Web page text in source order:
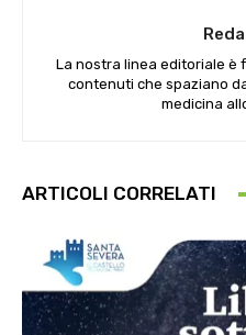
La nostra linea editoriale è
contenuti che spaziano
medicina
ARTICOLI CORRELATI